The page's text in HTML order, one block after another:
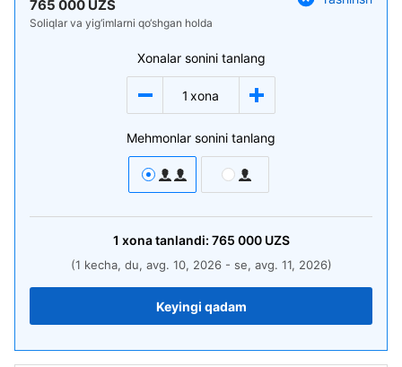
765 000 UZS
Soliqlar va yig‘imlarni qo‘shgan holda
Xonalar sonini tanlang
1 xona
Mehmonlar sonini tanlang
1 xonatanlandi: 765 000UZS
(1 kecha, du, avg. 10, 2026 - se, avg. 11, 2026)
Keyingi qadam